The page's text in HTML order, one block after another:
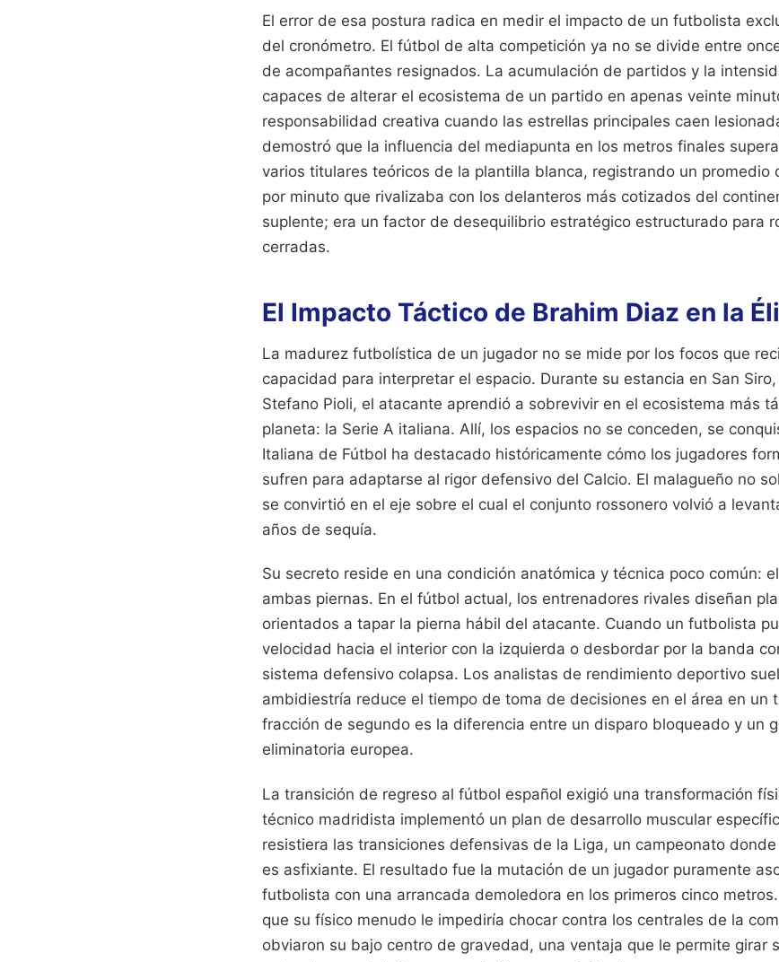
El error de esa postura radica en medir el impacto de un futbolista
del cronómetro. El fútbol de alta competición ya no se divide entre
de acompañantes resignados. La acumulación de partidos y la
capaces de alterar el ecosistema de un partido en apenas veinte
responsabilidad creativa cuando las estrellas principales caen
demostró que la influencia del mediapunta en los metros finales
varios titulares teóricos de la plantilla blanca, registrando un promedio
por minuto que rivalizaba con los delanteros más cotizados del
suplente; era un factor de desequilibrio estratégico estructurado para
cerradas.
El Impacto Táctico de Brahim Diaz en la
La madurez futbolística de un jugador no se mide por los focos que
capacidad para interpretar el espacio. Durante su estancia en San
Stefano Pioli, el atacante aprendió a sobrevivir en el ecosistema más
planeta: la Serie A italiana. Allí, los espacios no se conceden, se
Italiana de Fútbol ha destacado históricamente cómo los jugadores
sufren para adaptarse al rigor defensivo del Calcio. El malagueño no
se convirtió en el eje sobre el cual el conjunto rossonero volvió a
años de sequía.
Su secreto reside en una condición anatómica y técnica poco común:
ambas piernas. En el fútbol actual, los entrenadores rivales diseñan
orientados a tapar la pierna hábil del atacante. Cuando un futbolista
velocidad hacia el interior con la izquierda o desbordar por la banda
sistema defensivo colapsa. Los analistas de rendimiento deportivo
ambidiestría reduce el tiempo de toma de decisiones en el área en un
fracción de segundo es la diferencia entre un disparo bloqueado y un
eliminatoria europea.
La transición de regreso al fútbol español exigió una transformación
técnico madridista implementó un plan de desarrollo muscular
resistiera las transiciones defensivas de la Liga, un campeonato
es asfixiante. El resultado fue la mutación de un jugador puramente
futbolista con una arrancada demoledora en los primeros cinco
que su físico menudo le impediría chocar contra los centrales de la
obviaron su bajo centro de gravedad, una ventaja que le permite girar